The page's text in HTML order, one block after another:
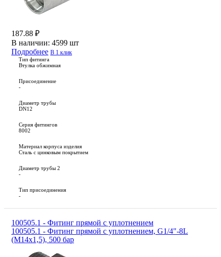
187.88 ₽
В наличии: 4599 шт
Подробнее В 1 клик
Тип фитинга
Втулка обжимная
Присоединение
-
Диаметр трубы
DN12
Серия фитингов
8002
Материал корпуса изделия
Сталь с цинковым покрытием
Диаметр трубы 2
-
Тип присоединения
-
100505.1 - Фитинг прямой с уплотнением
100505.1 - Фитинг прямой с уплотнением, G1/4"-8L
(М14х1,5), 500 бар